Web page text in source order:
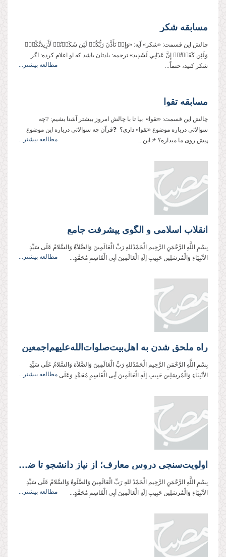
مسابقه شکر
چالش این قسمت: «شکر» آیه: «وَإِذۡ تَأَذَّنَ رَبُّكُمۡ لَئِن شَكَرۡتُمۡ لَأَزِيدَنَّكُمۡۖ
وَلَئِن كَفَرۡتُمۡ إِنَّ عَذَابِي لَشَدِيد» ترجمه: يادتان باشد كه او اعلام كرده: اگر
شكر كنيد، حتماً...
مطالعه بیشتر...
مسابقه تقوا
چالش این قسمت: «تقوا» بیا تا با چالش امروز بیشتر آشنا بشیم: ❔چه
سوالاتی درباره موضوع «تقوا» داری؟ ❓قرآن چه سوالاتی درباره این موضوع
پیش روی ما میذاره؟ 📌این...
مطالعه بیشتر...
انقلاب اسلامی و الگوی پیشرفت جامع
بِسْمِ اللَّهِ الرَّحْمَنِ الرَّحِیم الْحَمْدُللهِ رَبِّ الْعَالَمِینَ وَالصَّلاَةُ وَالسَّلامُ عَلَی سَیِّدِ
الأنْبِیَاءِ وَالْمُرسَلِین حَبِیبِ إلَهِ الْعَالَمِینَ أبِی الْقَاسِمِ مُحَمَّدٍ...
مطالعه بیشتر...
راه ملحق شدن به اهل‌بیت‌صلوات‌‌الله‌‌عليهم‌‌اجمعين
بِسْمِ اللَّهِ الرَّحْمَنِ الرَّحِيم الْحَمْدُللهِ رَبِّ الْعَالَمِینَ وَالصَّلاَة وَالسَّلامُ عَلَی سَیِّدِ
الأنْبِیَاءِ وَالْمُرسَلِین حَبِیبِ إلَهِ الْعَالَمِینَ أبِی الْقَاسِمِ مُحَمَّدٍ وَعَلَی...مطالعه بیشتر...
اولویت‌سنجی دروس معارف؛ از نیاز دانشجو تا ضرورت‌های اعتقادی
بِسْمِ اللَّهِ الرَّحْمَنِ الرَّحِیم الْحَمْدُ للهِ رَبِّ الْعَالَمِینَ وَالصَّلَوةُ وَالسَّلامُ عَلَی سَیِّدِ
الأنْبِیَاءِ وَالْمُرسَلِین حَبِیبِ إلَهِ الْعَالَمِینَ أبِی الْقَاسِمِ مُحَمَّدٍ...
مطالعه بیشتر...